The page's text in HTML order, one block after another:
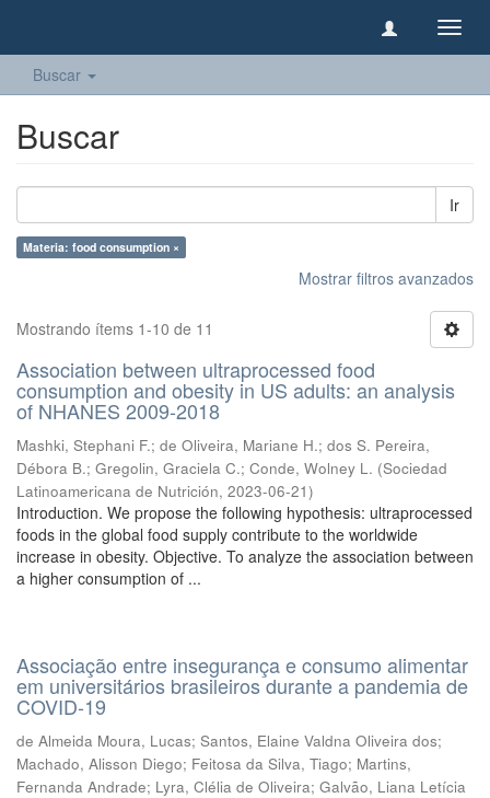
Buscar
Buscar
Ir
Materia: food consumption ×
Mostrar filtros avanzados
Mostrando ítems 1-10 de 11
Association between ultraprocessed food
consumption and obesity in US adults: an analysis
of NHANES 2009-2018
Mashki, Stephani F.; de Oliveira, Mariane H.; dos S. Pereira,
Débora B.; Gregolin, Graciela C.; Conde, Wolney L. (Sociedad
Latinoamericana de Nutrición, 2023-06-21)
Introduction. We propose the following hypothesis: ultraprocessed
foods in the global food supply contribute to the worldwide
increase in obesity. Objective. To analyze the association between
a higher consumption of ...
Associação entre insegurança e consumo alimentar
em universitários brasileiros durante a pandemia de
COVID-19
de Almeida Moura, Lucas; Santos, Elaine Valdna Oliveira dos;
Machado, Alisson Diego; Feitosa da Silva, Tiago; Martins,
Fernanda Andrade; Lyra, Clélia de Oliveira; Galvão, Liana Letícia